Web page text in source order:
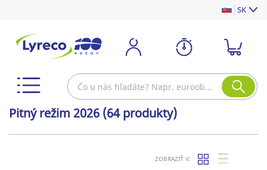
SK
Pitný režim 2026 (64 produkty)
ZOBRAZIŤ V: